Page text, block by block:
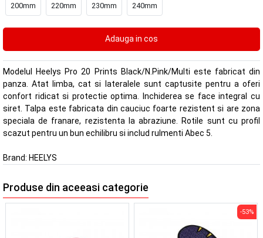
200mm 220mm 230mm 240mm
Modelul Heelys Pro 20 Prints Black/N.Pink/Multi este fabricat din
panza. Atat limba, cat si lateralele sunt captusite pentru a oferi
confort ridicat si protectie optima. Inchiderea se face integral cu
siret. Talpa este fabricata din cauciuc foarte rezistent si are zona
speciala de franare, rezistenta la abraziune. Rotile sunt cu profil
scazut pentru un bun echilibru si includ rulmenti Abec 5.
Brand: HEELYS
Produse din aceeasi categorie
-53%